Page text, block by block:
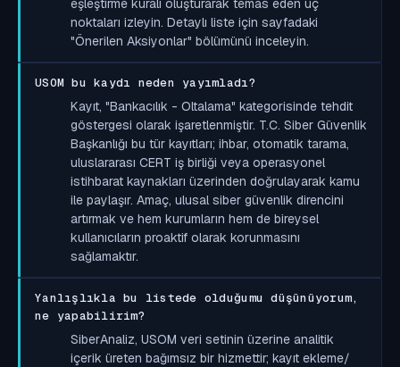
noktaları izleyin. Detaylı liste için sayfadaki
"Önerilen Aksiyonlar" bölümünü inceleyin.
USOM bu kaydı neden yayımladı?
Kayıt, "Bankacılık - Oltalama" kategorisinde tehdit
göstergesi olarak işaretlenmiştir. T.C. Siber Güvenlik
Başkanlığı bu tür kayıtları; ihbar, otomatik tarama,
uluslararası CERT iş birliği veya operasyonel
istihbarat kaynakları üzerinden doğrulayarak kamu
ile paylaşır. Amaç, ulusal siber güvenlik direncini
artırmak ve hem kurumların hem de bireysel
kullanıcıların proaktif olarak korunmasını
sağlamaktır.
Yanlışlıkla bu listede olduğumu düşünüyorum,
ne yapabilirim?
SiberAnaliz, USOM veri setinin üzerine analitik
içerik üreten bağımsız bir hizmettir; kayıt ekleme/